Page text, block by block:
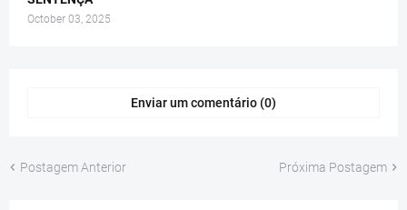
October 03, 2025
Enviar um comentário (0)
Postagem Anterior Próxima Postagem